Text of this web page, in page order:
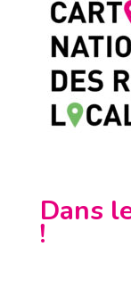
Dans
!